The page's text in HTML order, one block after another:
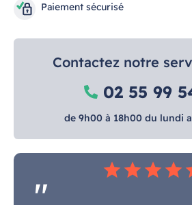
Paiement sécurisé
Contactez notre
02 55 99
de 9h00 à 18h00 du lundi
star star star star